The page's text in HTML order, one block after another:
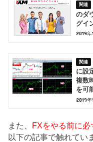
のダ
グイ
2019年
に設
複数
を可
2019年
また、 FXをやる前に必
以下の記事で触れてい